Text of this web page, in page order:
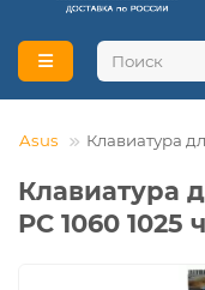
Asus Клавиатура
Клавиатура
PC 1060 1025